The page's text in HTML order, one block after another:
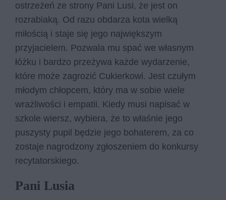
ostrzeżeń ze strony Pani Lusi, że jest on
rozrabiaką. Od razu obdarza kota wielką
miłością i staje się jego największym
przyjacielem. Pozwala mu spać we własnym
łóżku i bardzo przeżywa każde wydarzenie,
które może zagrozić Cukierkowi. Jest czułym
młodym chłopcem, który ma w sobie wiele
wrażliwości i empatii. Kiedy musi napisać w
szkole wiersz, wybiera, że to właśnie jego
puszysty pupil będzie jego bohaterem, za co
zostaje nagrodzony zgłoszeniem do konkursy
recytatorskiego.
Pani Lusia